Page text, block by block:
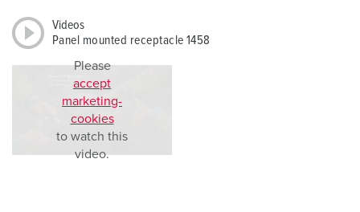
Videos
Panel mounted receptacle 1458
Please
accept
marketing-
cookies
to watch this
video.